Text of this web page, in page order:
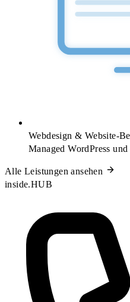
Webdesign & Website-
Managed WordPress
Alle Leistungen ansehen
inside.HUB